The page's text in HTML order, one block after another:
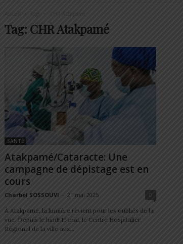
Accueil Tags
Tag: CHR Atakpamé
SANTÉ
Atakpamé/Cataracte: Une
campagne de dépistage est en
cours
Charbel SOSSOUVI - 21 mai 2025 0
À Atakpamé, la lumière revient pour les oubliés de la
vue. Depuis le lundi 19 mai, le Centre Hospitalier
Régional de la ville aux...